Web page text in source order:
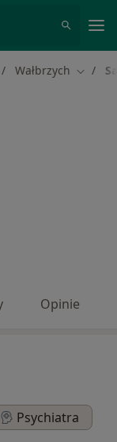
miasto
Wałbrzych Zmień
Opinie
Psychiatra